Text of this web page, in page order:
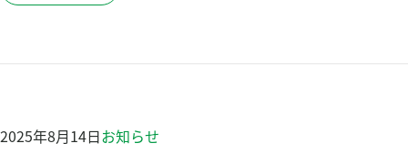
2025年8月14日お知らせ